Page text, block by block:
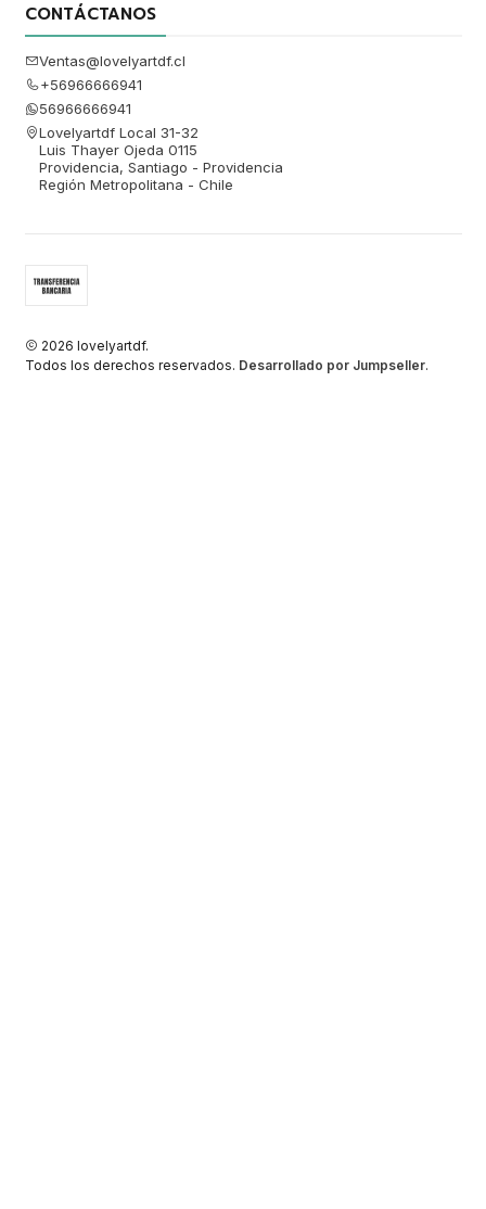
CONTÁCTANOS
Ventas@lovelyartdf.cl
+56966666941
56966666941
Lovelyartdf Local 31-32
Luis Thayer Ojeda 0115
Providencia, Santiago - Providencia
Región Metropolitana - Chile
2026 lovelyartdf.
Todos los derechos reservados. Desarrollado por Jumpseller.